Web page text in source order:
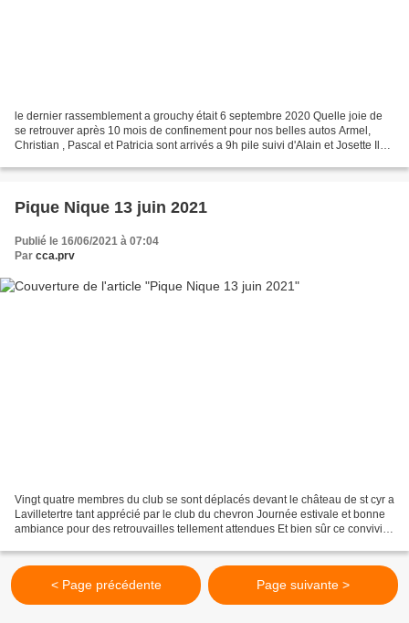
le dernier rassemblement a grouchy était 6 septembre 2020 Quelle joie de
se retrouver après 10 mois de confinement pour nos belles autos Armel,
Christian , Pascal et Patricia sont arrivés a 9h pile suivi d'Alain et Josette Il
Pique Nique 13 juin 2021
Publié le 16/06/2021 à 07:04
Par cca.prv
Vingt quatre membres du club se sont déplacés devant le château de st cyr a
Lavilletertre tant apprécié par le club du chevron Journée estivale et bonne
ambiance pour des retrouvailles tellement attendues Et bien sûr ce convivial
< Page précédente Page suivante >